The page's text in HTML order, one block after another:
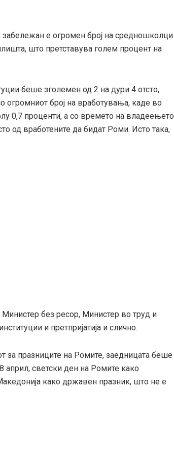
е огромен број на средношколци
што претставува голем процент на
беше зголемен од 2 на дури 4 отсто,
огромниот број на вработувања, каде во
0,7 проценти, а со времето на владеењето
од вработените да бидат Роми. Исто така,
без ресор, Министер во труд и
и претпријатија и слично.
за празниците на Ромите, заедницата беше
април, светски ден на Ромите како
како државен празник, што не е